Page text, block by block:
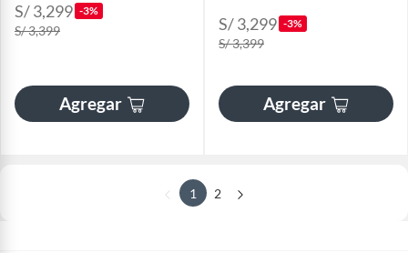
S/ 3,299 -3%
S/ 3,399
Agregar
S/ 3,299 -3%
S/ 3,399
Agregar
1 2